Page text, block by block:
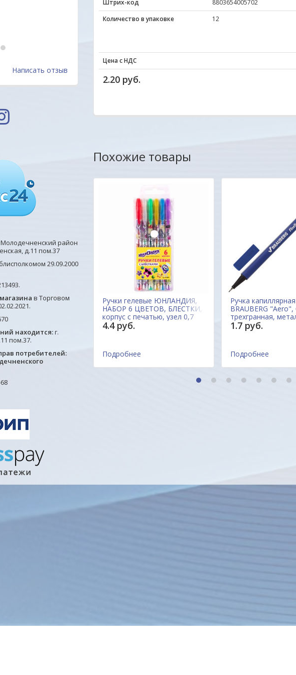
ОДО "Евроконтакт"
Александр
3
Написать отзыв
район
д.11 пом.37
29.09.2000
в Торговом
находится:г.
пом.37.
потребителей:
Штрих-код
8803654005702
Количество в упаковке
12
Цена с НДС
2.20 руб.
Похожие товары
гелевая
"REWIND", СИНЯЯ,
узел 0,5 мм,
0,35 мм,
Китай
Ручки гелевые ЮНЛАНДИЯ,
НАБОР 6 ЦВЕТОВ, БЛЕСТКИ,
корпус с печатью, узел 0,7
мм, линия письма 0,5 мм,
142802 Китай
4.4 руб.
Подробнее
Ручка
BRAUBERG
трехгранная,
наконечник, линия
мм, 142253, Китай
1.7 руб.
Подробнее
1 2 3 4 5 6 7